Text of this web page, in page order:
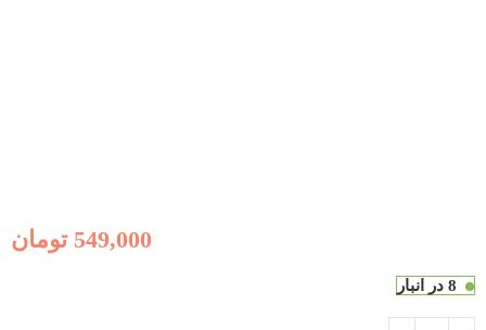
549,000 تومان
8 در انبار